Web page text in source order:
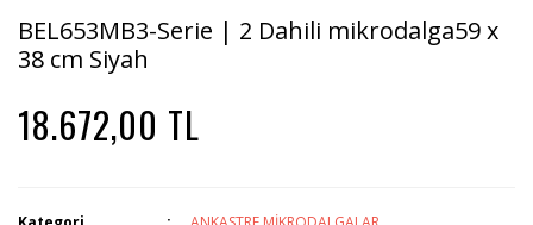
BEL653MB3-Serie | 2 Dahili mikrodalga59 x
38 cm Siyah
18.672,00 TL